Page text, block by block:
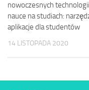
nowoczesnych
nauce na studiach:
aplikacje dla studentów
14 LISTOPADA 2020